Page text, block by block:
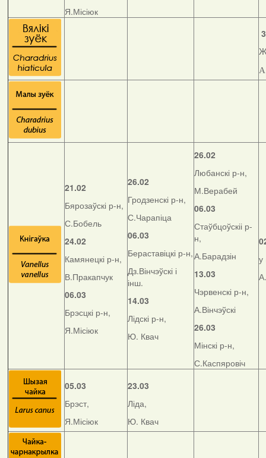
Я.Місіюк
21.02
Бярозаўскі р-н,
С.Бобель
24.02
Камянецкі р-н,
В.Пракапчук
06.03
Брэсцкі р-н,
Я.Місіюк
26.02
Гродзенскі р-н,
С.Чарапіца
06.03
Бераставіцкі р-н,
Дз.Вінчэўскі і
інш.
14.03
Лідскі р-н,
Ю. Квач
26.02
Любанскі р-н,
М.Верабей
06.03
Стаўбцоўскіі р-
н,
А.Барадзін
13.03
Чэрвенскі р-н,
А.Вінчэўскі
26.03
Мінскі р-н,
С.Каспяровіч
у
05.03
Брэст,
Я.Місіюк
23.03
Ліда,
Ю. Квач